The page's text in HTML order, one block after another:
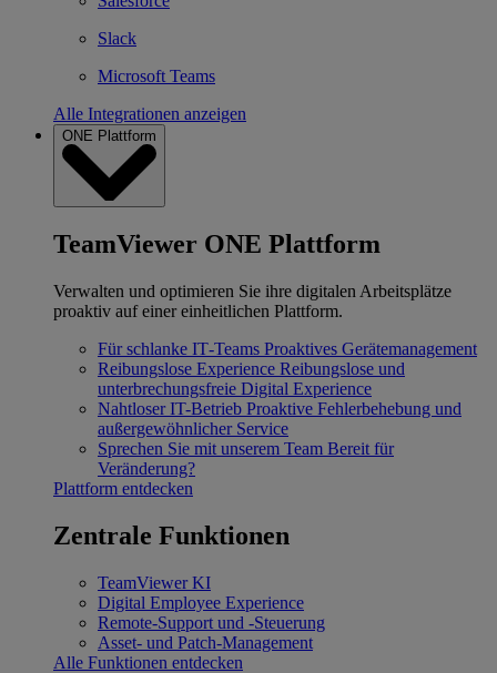
Slack
Microsoft Teams
Alle Integrationen anzeigen
ONE Plattform
TeamViewer ONE Plattform
Verwalten und optimieren Sie ihre digitalen Arbeitsplätze
proaktiv auf einer einheitlichen Plattform.
Für schlanke IT‐Teams Proaktives Gerätemanagement
Reibungslose Experience Reibungslose und
unterbrechungsfreie Digital Experience
Nahtloser IT-Betrieb Proaktive Fehlerbehebung und
außergewöhnlicher Service
Sprechen Sie mit unserem Team Bereit für
Veränderung?
Plattform entdecken
Zentrale Funktionen
TeamViewer KI
Digital Employee Experience
Remote-Support und -Steuerung
Asset- und Patch-Management
Alle Funktionen entdecken